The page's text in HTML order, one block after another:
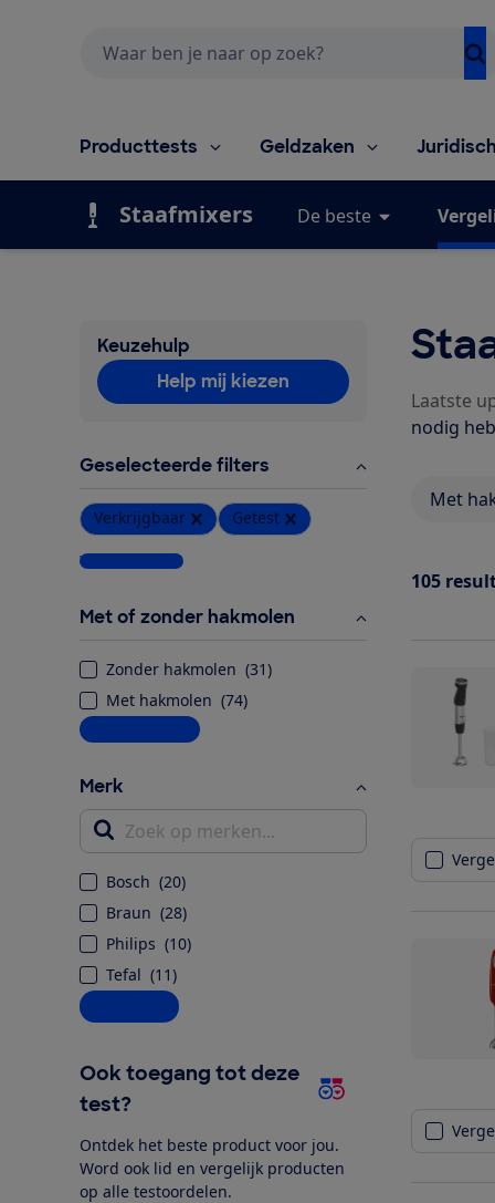
Producttests Geldzaken
Staafmixers De beste
Keuzehulp
Help mij kiezen
Geselecteerde filters
Verkrijgbaar Getest
Wis alle filters
Met of zonder hakmolen
Zonder hakmolen (31)
Met hakmolen (74)
Meer informatie
Merk
Zoek op merken...
Bosch (20)
Braun (28)
Philips (10)
Tefal (11)
Alle opties
Ook toegang tot deze
test?
Ontdek het beste product voor jou.
Word ook lid en vergelijk producten
op alle testoordelen.
Laatste
nodig
Met
105